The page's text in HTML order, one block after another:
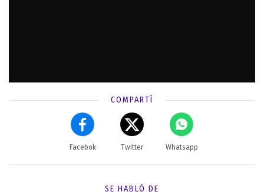
COMPARTÍ
Facebok Twitter Whatsapp
SE HABLÓ DE